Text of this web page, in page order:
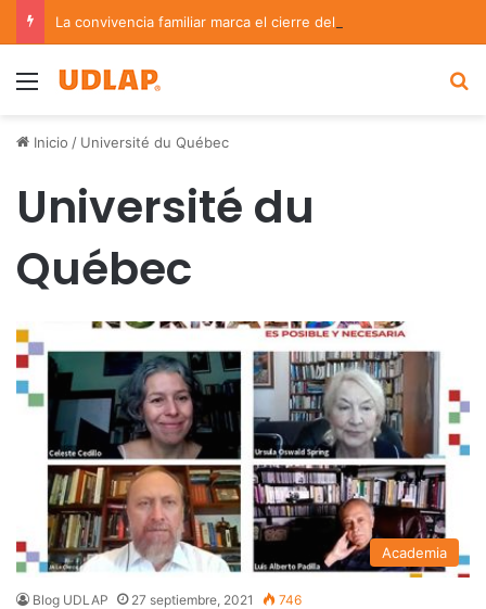
Menu
Inicio / Université du Québec
Université du
Québec
Academia
Blog UDLAP 27 septiembre, 2021 746